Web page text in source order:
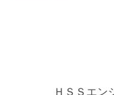
ＨＳＳエン